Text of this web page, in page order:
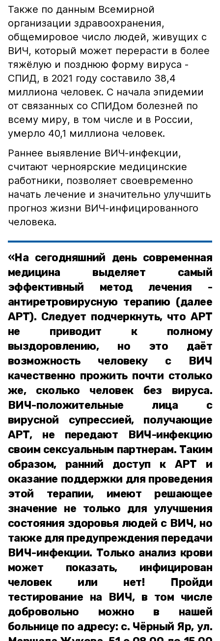
Также по данным Всемирной
организации здравоохранения,
общемировое число людей, живущих с
ВИЧ, который может перерасти в более
тяжёлую и позднюю форму вируса -
СПИД, в 2021 году составило 38,4
миллиона человек. С начала эпидемии
от связанных со СПИДом болезней по
всему миру, в том числе и в России,
умерло 40,1 миллиона человек.
Раннее выявление ВИЧ-инфекции,
считают черноярские медицинские
работники, позволяет своевременно
начать лечение и значительно улучшить
прогноз жизни ВИЧ-инфицированного
человека.
«На сегодняшний день современная
медицина выделяет самый
эффективный метод лечения -
антиретровирусную терапию (далее
АРТ). Следует подчеркнуть, что АРТ
не приводит к полному
выздоровлению, но это даёт
возможность человеку с ВИЧ
качественно прожить почти столько
же, сколько человек без вируса.
ВИЧ-положительные лица с
вирусной супрессией, получающие
АРТ, не передают ВИЧ-инфекцию
своим сексуальным партнерам. Таким
образом, ранний доступ к АРТ и
оказание поддержки для проведения
этой терапии, имеют решающее
значение не только для улучшения
состояния здоровья людей с ВИЧ, но
также для предупреждения передачи
ВИЧ-инфекции. Только анализ крови
может показать, инфицирован
человек или нет! Пройди
тестирование на ВИЧ, в том числе
добровольно можно в нашей
больнице по адресу: с. Чёрный Яр, ул.